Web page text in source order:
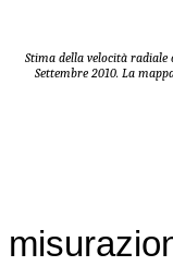
Stima della velocità radiale
Settembre 2010. La